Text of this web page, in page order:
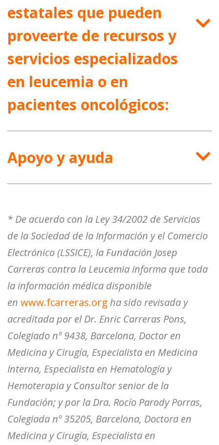
estatales que pueden
proveerte de recursos y
servicios especializados
en leucemia o en
pacientes oncológicos:
Apoyo y ayuda
* De acuerdo con la Ley 34/2002 de Servicios
de la Sociedad de la Información y el Comercio
Electrónico (LSSICE), la Fundación Josep
Carreras contra la Leucemia informa que toda
la información médica disponible
en www.fcarreras.org ha sido revisada y
acreditada por el Dr. Enric Carreras Pons,
Colegiado nº 9438, Barcelona, Doctor en
Medicina y Cirugía, Especialista en Medicina
Interna, Especialista en Hematología y
Hemoterapia y Consultor senior de la
Fundación; y por la Dra. Rocío Parody Porras,
Colegiada nº 35205, Barcelona, Doctora en
Medicina y Cirugía, Especialista en